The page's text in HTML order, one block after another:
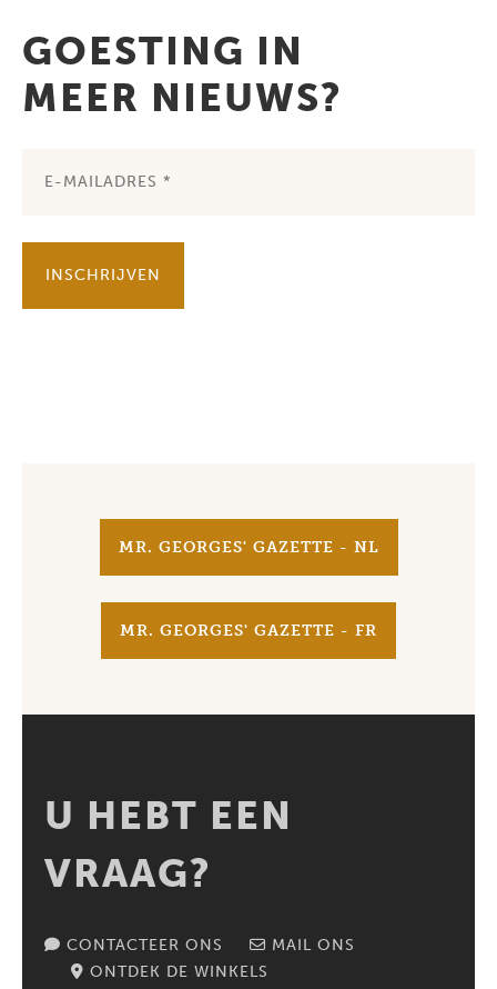
GOESTING IN
MEER NIEUWS?
INSCHRIJVEN
MR. GEORGES' GAZETTE - NL
MR. GEORGES' GAZETTE - FR
U HEBT EEN
VRAAG?
CONTACTEER ONS
MAIL ONS
ONTDEK DE WINKELS